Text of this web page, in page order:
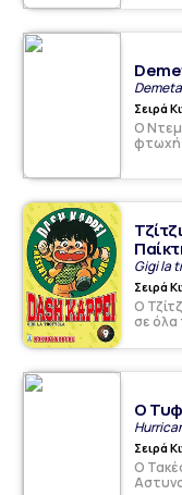
Σειρά
O
φτωχή
Gigi la
Σειρά
Ο
σε όλα
Ο
Σειρά
Ο